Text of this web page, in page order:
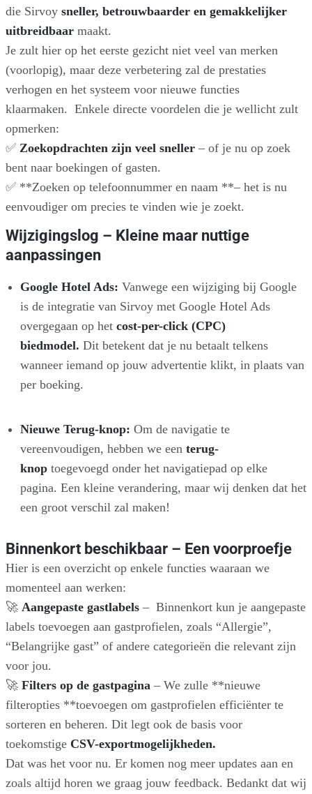
die Sirvoy sneller, betrouwbaarder en gemakkelijker
uitbreidbaar maakt.
Je zult hier op het eerste gezicht niet veel van merken
(voorlopig), maar deze verbetering zal de prestaties
verhogen en het systeem voor nieuwe functies
klaarmaken. Enkele directe voordelen die je wellicht zult
opmerken:
✅ Zoekopdrachten zijn veel sneller – of je nu op zoek
bent naar boekingen of gasten.
✅ **Zoeken op telefoonnummer en naam **– het is nu
eenvoudiger om precies te vinden wie je zoekt.
Wijzigingslog – Kleine maar nuttige
aanpassingen
Google Hotel Ads: Vanwege een wijziging bij Google
is de integratie van Sirvoy met Google Hotel Ads
overgegaan op het cost-per-click (CPC)
biedmodel. Dit betekent dat je nu betaalt telkens
wanneer iemand op jouw advertentie klikt, in plaats van
per boeking.
Nieuwe Terug-knop: Om de navigatie te
vereenvoudigen, hebben we een terug-
knoptoegevoegd onder het navigatiepad op elke
pagina. Een kleine verandering, maar wij denken dat het
een groot verschil zal maken!
Binnenkort beschikbaar – Een voorproefje
Hier is een overzicht op enkele functies waaraan we
momenteel aan werken:
🚀 Aangepaste gastlabels – Binnenkort kun je aangepaste
labels toevoegen aan gastprofielen, zoals “Allergie”,
“Belangrijke gast” of andere categorieën die relevant zijn
voor jou.
🚀 Filters op de gastpagina – We zulle **nieuwe
filteropties **toevoegen om gastprofielen efficiënter te
sorteren en beheren. Dit legt ook de basis voor
toekomstige CSV-exportmogelijkheden.
Dat was het voor nu. Er komen nog meer updates aan en
zoals altijd horen we graag jouw feedback. Bedankt dat wij